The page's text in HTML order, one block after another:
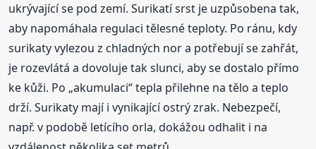
ukrývající se pod zemí. Surikatí srst je uzpůsobena tak,
aby napomáhala regulaci tělesné teploty. Po ránu, kdy
surikaty vylezou z chladných nor a potřebují se zahřát,
je rozevlátá a dovoluje tak slunci, aby se dostalo přímo
ke kůži. Po „akumulaci“ tepla přilehne na tělo a teplo
drží. Surikaty mají i vynikající ostrý zrak. Nebezpečí,
např. v podobě letícího orla, dokážou odhalit i na